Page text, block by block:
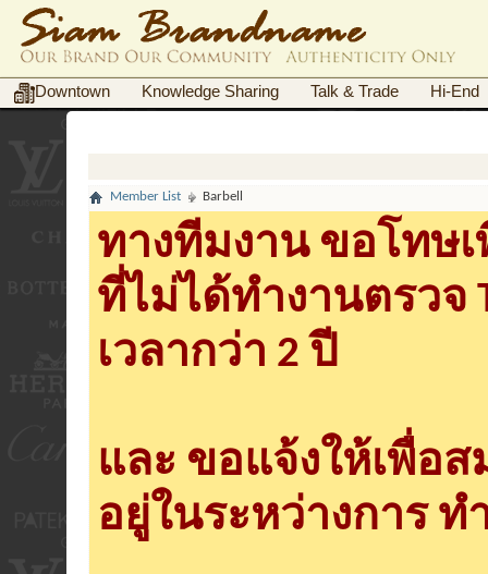
Downtown Knowledge Sharing Talk & Trade Hi-End
Member List Barbell
ทางทีมงาน ขอโทษ
ที่ไม่ได้ทำงานตรวจ
เวลากว่า 2 ปี
และ ขอแจ้งให้เพื่อ
อยู่ในระหว่างการ ท